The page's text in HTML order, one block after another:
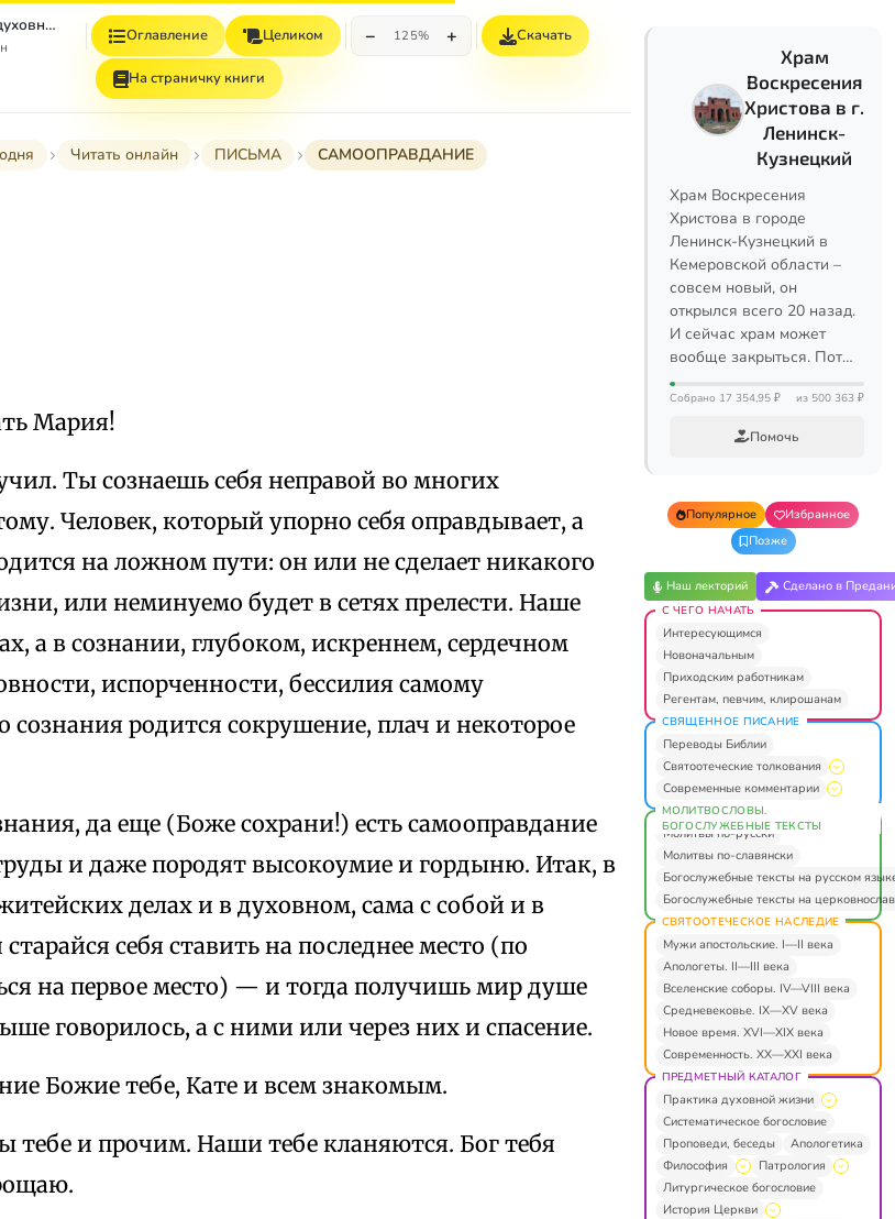
Как жить сегодня (Письма о духовной жизни) Оглавление Целиком − 125% + Скачать
На страничку книги
Читать онлайн ПИСЬМА САМООПРАВДАНИЕ
Мария!
Ты сознаешь себя неправой во многих
Человек, который упорно себя оправдывает, а
на ложном пути: он или не сделает никакого
или неминуемо будет в сетях прелести. Наше
а в сознании, глубоком, искреннем, сердечном
испорченности, бессилия самому
сознания родится сокрушение, плач и некоторое
да еще (Боже сохрани!) есть самооправдание
и даже породят высокоумие и гордыню. Итак, в
делах и в духовном, сама с собой и в
себя ставить на последнее место (по
на первое место) — и тогда получишь мир душе
говорилось, а с ними или через них и спасение.
Божие тебе, Кате и всем знакомым.
тебе и прочим. Наши тебе кланяются. Бог тебя
Храм
Воскресения
Христова в г.
Ленинск-
Кузнецкий
Храм Воскресения
Христова в городе
Ленинск-Кузнецкий в
Кемеровской области –
совсем новый, он
открылся всего 20 назад.
И сейчас храм может
вообще закрыться. Пот…
Собрано 17 354,95 ₽ из 500 363 ₽
Помочь
Популярное
Избранное
Позже
Наш лекторий Сделано в
С ЧЕГО НАЧАТЬ
Интересующимся
Новоначальным
Приходским работникам
Регентам, певчим, клирошанам
СВЯЩЕННОЕ ПИСАНИЕ
Переводы Библии
Святоотеческие толкования
Современные комментарии
МОЛИТВОСЛОВЫ.
БОГОСЛУЖЕБНЫЕ ТЕКСТЫ
Молитвы по-русски
Молитвы по-славянски
Богослужебные тексты на русском
Богослужебные тексты на
СВЯТООТЕЧЕСКОЕ НАСЛЕДИЕ
Мужи апостольские. I—II века
Апологеты. II—III века
Вселенские соборы. IV—VIII века
Средневековье. IX—XV века
Новое время. XVI—XIX века
Современность. XX—XXI века
ПРЕДМЕТНЫЙ КАТАЛОГ
Практика духовной жизни
Систематическое богословие
Проповеди, беседы
Апологетика
Философия
Патрология
Литургическое богословие
История Церкви